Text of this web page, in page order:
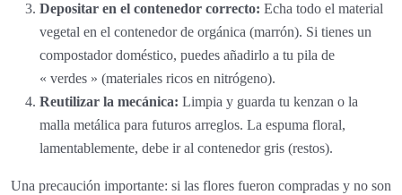
Depositar en el contenedor correcto: Echa todo el material
vegetal en el contenedor de orgánica (marrón). Si tienes un
compostador doméstico, puedes añadirlo a tu pila de
« verdes » (materiales ricos en nitrógeno).
Reutilizar la mecánica: Limpia y guarda tu kenzan o la
malla metálica para futuros arreglos. La espuma floral,
lamentablemente, debe ir al contenedor gris (restos).
Una precaución importante: si las flores fueron compradas y no son